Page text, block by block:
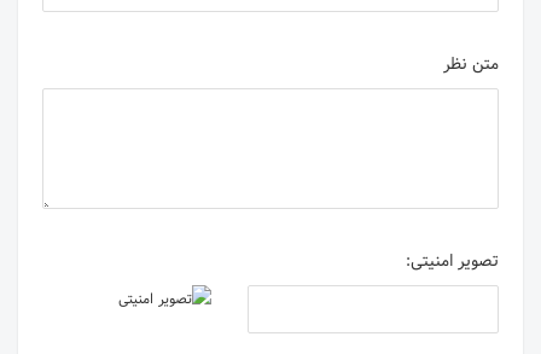
متن نظر
تصویر امنیتی: